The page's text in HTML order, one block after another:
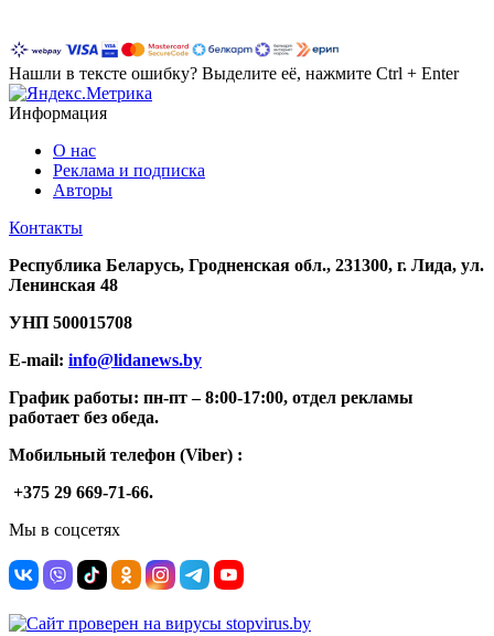
Нашли в тексте ошибку? Выделите её, нажмите Ctrl + Enter
Информация
О нас
Реклама и подписка
Авторы
Контакты
Республика Беларусь, Гродненская обл., 231300, г. Лида, ул.
Ленинская 48
УНП 500015708
E-mail: info@lidanews.by
График работы: пн-пт –8:00-17:00, отдел рекламы
работает без обеда.
Мобильный телефон (Viber) :
+375 29 669-71-66.
Мы в соцсетях